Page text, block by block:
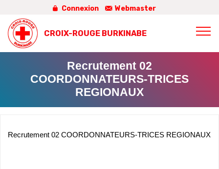
Connexion Webmaster
CROIX-ROUGE BURKINABE
Recrutement 02
COORDONNATEURS-TRICES
REGIONAUX
Recrutement 02 COORDONNATEURS-TRICES REGIONAUX